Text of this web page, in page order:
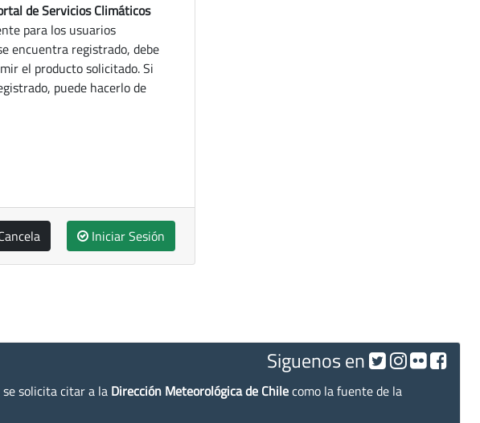
de Servicios Climáticos
para los usuarios
encuentra registrado, debe
el producto solicitado. Si
puede hacerlo de
Iniciar Sesión
Siguenos en
solicita citar a la Dirección Meteorológica de Chilecomo la fuente de la